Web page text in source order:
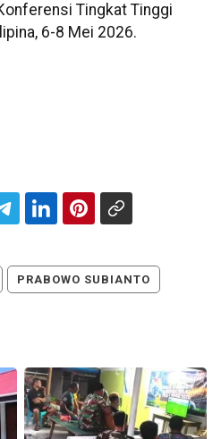
Tingkat Tinggi
6-8 Mei 2026.
PRABOWO SUBIANTO